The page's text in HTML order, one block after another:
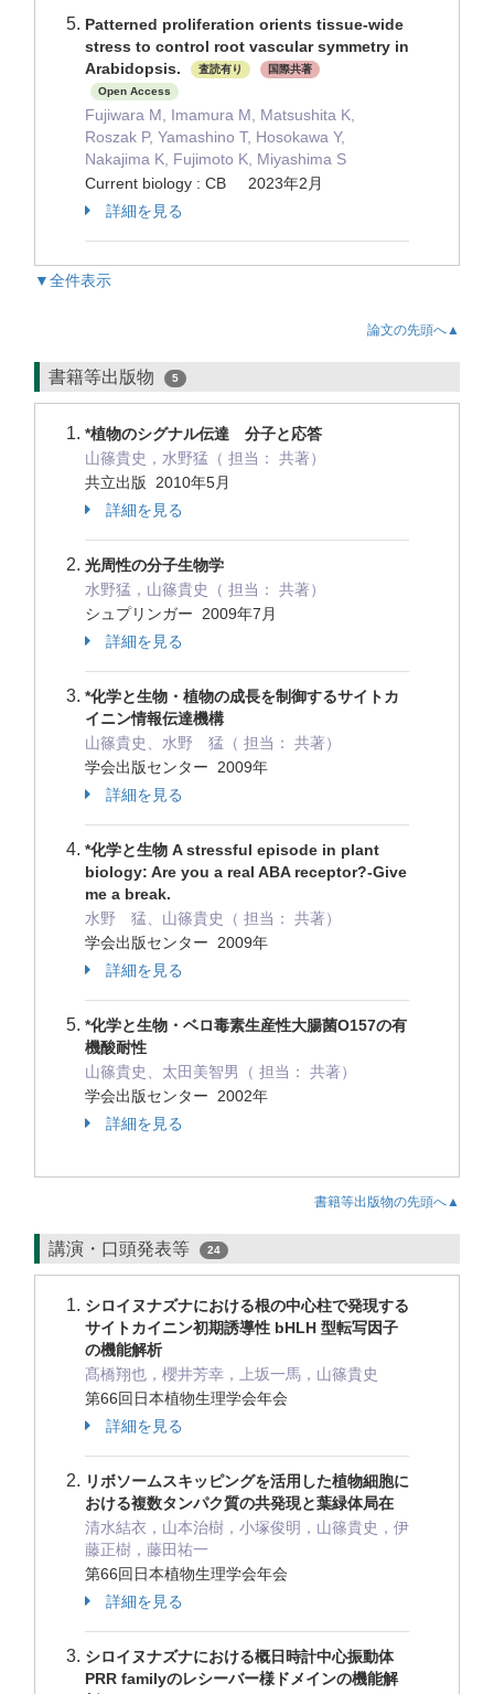
Patterned proliferation orients tissue-wide
stress to control root vascular symmetry in
Arabidopsis.
査読有り
国際共著
Open Access
Fujiwara M, Imamura M, Matsushita K,
Roszak P, Yamashino T, Hosokawa Y,
Nakajima K, Fujimoto K, Miyashima S
Current biology : CB 2023年2月
詳細を見る
▼全件表示
論文の先頭へ▲
書籍等出版物 5
*植物のシグナル伝達 分子と応答
山篠貴史，水野猛（ 担当： 共著）
共立出版 2010年5月
詳細を見る
光周性の分子生物学
水野猛，山篠貴史（ 担当： 共著）
シュプリンガー 2009年7月
詳細を見る
*化学と生物・植物の成長を制御するサイトカ
イニン情報伝達機構
山篠貴史、水野 猛（ 担当： 共著）
学会出版センター 2009年
詳細を見る
*化学と生物 A stressful episode in plant
biology: Are you a real ABA receptor?-Give
me a break.
水野 猛、山篠貴史（ 担当： 共著）
学会出版センター 2009年
詳細を見る
*化学と生物・ベロ毒素生産性大腸菌O157の有
機酸耐性
山篠貴史、太田美智男（ 担当： 共著）
学会出版センター 2002年
詳細を見る
書籍等出版物の先頭へ▲
講演・口頭発表等 24
シロイヌナズナにおける根の中心柱で発現する
サイトカイニン初期誘導性 bHLH 型転写因子
の機能解析
髙橋翔也，櫻井芳幸，上坂一馬，山篠貴史
第66回日本植物生理学会年会
詳細を見る
リボソームスキッピングを活用した植物細胞に
おける複数タンパク質の共発現と葉緑体局在
清水結衣，山本治樹，小塚俊明，山篠貴史，伊
藤正樹，藤田祐一
第66回日本植物生理学会年会
詳細を見る
シロイヌナズナにおける概日時計中心振動体
PRR familyのレシーバー様ドメインの機能解